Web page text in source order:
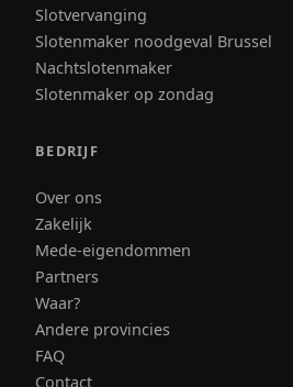
Slotvervanging
Slotenmaker noodgeval Brussel
Nachtslotenmaker
Slotenmaker op zondag
BEDRIJF
Over ons
Zakelijk
Mede-eigendommen
Partners
Waar?
Andere provincies
FAQ
Contact